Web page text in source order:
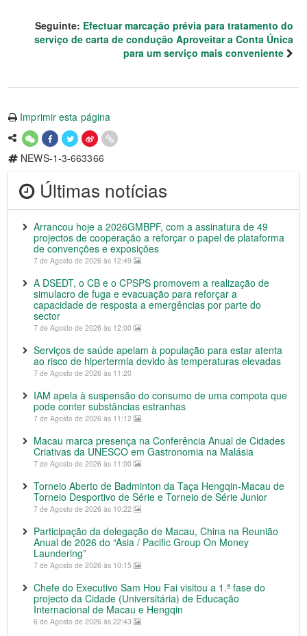
Seguinte: Efectuar marcação prévia para tratamento do
serviço de carta de condução Aproveitar a Conta Única
para um serviço mais conveniente
Imprimir esta página
NEWS-1-3-663366
Últimas notícias
Arrancou hoje a 2026GMBPF, com a assinatura de 49
projectos de cooperação a reforçar o papel de plataforma
de convenções e exposições
7 de Agosto de 2026 às 12:49
A DSEDT, o CB e o CPSPS promovem a realização de
simulacro de fuga e evacuação para reforçar a
capacidade de resposta a emergências por parte do
sector
7 de Agosto de 2026 às 12:00
Serviços de saúde apelam à população para estar atenta
ao risco de hipertermia devido às temperaturas elevadas
7 de Agosto de 2026 às 11:20
IAM apela à suspensão do consumo de uma compota que
pode conter substâncias estranhas
7 de Agosto de 2026 às 11:12
Macau marca presença na Conferência Anual de Cidades
Criativas da UNESCO em Gastronomia na Malásia
7 de Agosto de 2026 às 11:00
Torneio Aberto de Badminton da Taça Hengqin-Macau de
Torneio Desportivo de Série e Torneio de Série Junior
7 de Agosto de 2026 às 10:22
Participação da delegação de Macau, China na Reunião
Anual de 2026 do “Asia / Pacific Group On Money
Laundering”
7 de Agosto de 2026 às 10:15
Chefe do Executivo Sam Hou Fai visitou a 1.ª fase do
projecto da Cidade (Universitária) de Educação
Internacional de Macau e Hengqin
6 de Agosto de 2026 às 22:43